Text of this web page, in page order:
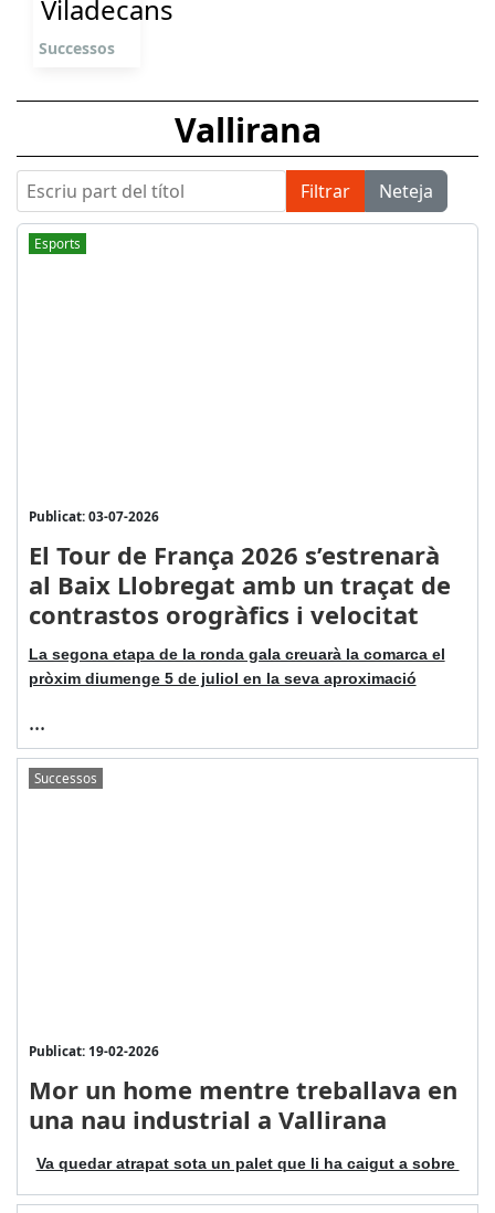
Viladecans
Successos
Vallirana
Escriu part del títol Filtrar Neteja
Esports
Publicat: 03-07-2026
El Tour de França 2026 s’estrenarà
al Baix Llobregat amb un traçat de
contrastos orogràfics i velocitat
La segona etapa de la ronda gala creuarà la comarca el
pròxim diumenge 5 de juliol en la seva aproximació
...
Successos
Publicat: 19-02-2026
Mor un home mentre treballava en
una nau industrial a Vallirana
Va quedar atrapat sota un palet que li ha caigut a sobre